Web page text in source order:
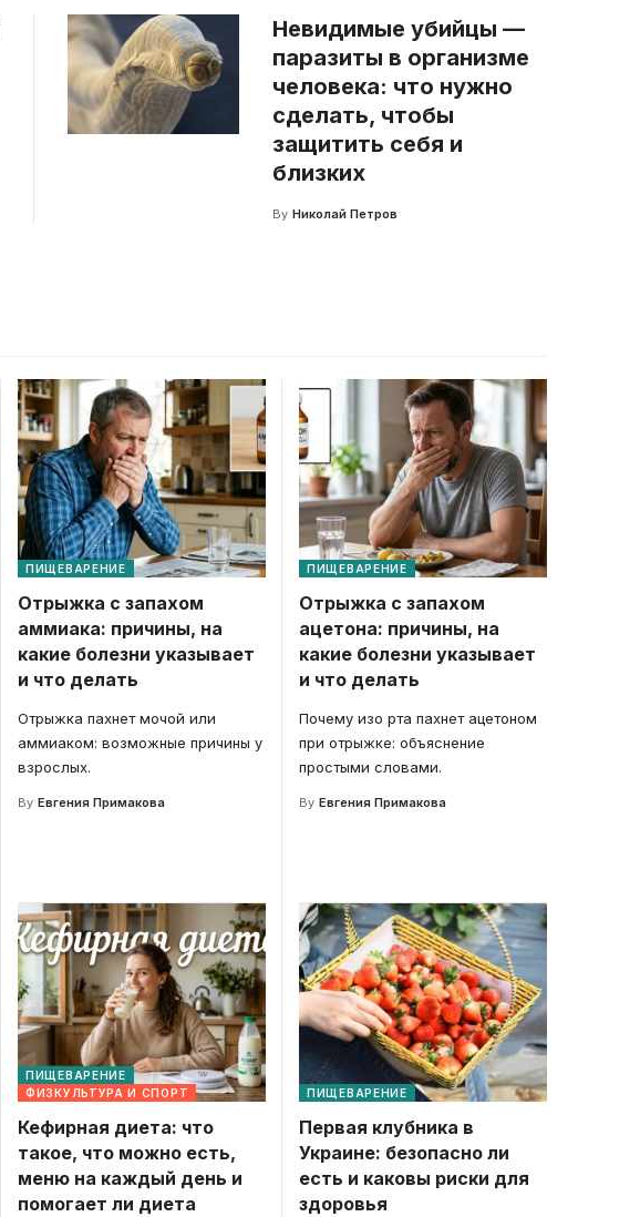
Невидимые убийцы —
паразиты в организме
человека: что нужно
сделать, чтобы
защитить себя и
близких
By Николай Петров
ПИЩЕВАРЕНИЕ
Отрыжка с запахом
аммиака: причины, на
какие болезни указывает
и что делать
Отрыжка пахнет мочой или
аммиаком: возможные причины у
взрослых.
By Евгения Примакова
ПИЩЕВАРЕНИЕ
Отрыжка с запахом
ацетона: причины, на
какие болезни указывает
и что делать
Почему изо рта пахнет ацетоном
при отрыжке: объяснение
простыми словами.
By Евгения Примакова
ПИЩЕВАРЕНИЕ
ФИЗКУЛЬТУРА И СПОРТ
Кефирная диета: что
такое, что можно есть,
меню на каждый день и
помогает ли диета
ПИЩЕВАРЕНИЕ
Первая клубника в
Украине: безопасно ли
есть и каковы риски для
здоровья